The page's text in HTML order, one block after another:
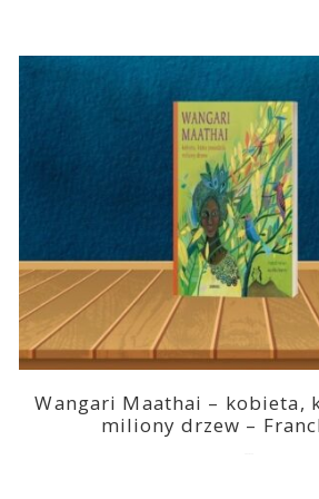
Wangari Maathai – kobieta,
miliony drzew –